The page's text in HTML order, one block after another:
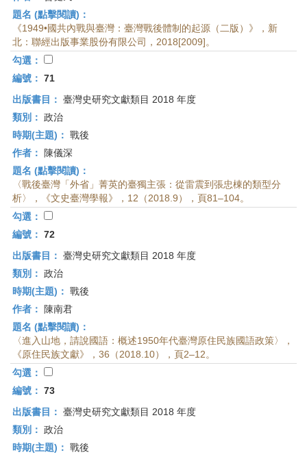
題名 (點擊閱讀)：
《1949•國共內戰與臺灣：臺灣戰後體制的起源（二版）》，新
北：聯經出版事業股份有限公司，2018[2009]。
勾選：
編號： 71
出版書目： 臺灣史研究文獻類目 2018 年度
類別： 政治
時期(主題)： 戰後
作者：
陳儀深
題名 (點擊閱讀)：
〈戰後臺灣「外省」菁英的臺獨主張：從雷震到張忠棟的類型分
析〉，《文史臺灣學報》，12（2018.9），頁81–104。
勾選：
編號： 72
出版書目： 臺灣史研究文獻類目 2018 年度
類別： 政治
時期(主題)： 戰後
作者：
陳南君
題名 (點擊閱讀)：
〈進入山地，請說國語：概述1950年代臺灣原住民族國語政策〉，
《原住民族文獻》，36（2018.10），頁2–12。
勾選：
編號： 73
出版書目： 臺灣史研究文獻類目 2018 年度
類別： 政治
時期(主題)： 戰後